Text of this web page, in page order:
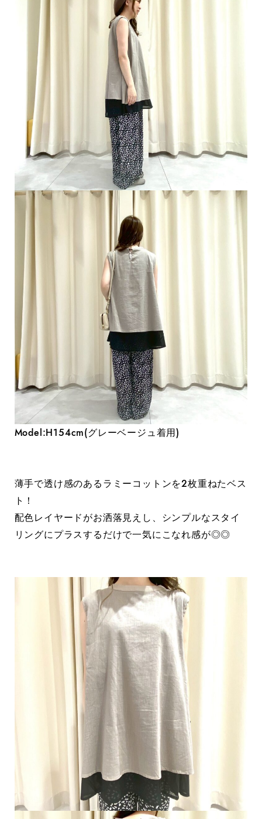
Model:H154cm(グレーベージュ着用)
薄手で透け感のあるラミーコットンを2枚重ねたベス
ト！
配色レイヤードがお洒落見えし、シンプルなスタイ
リングにプラスするだけで一気にこなれ感が◎◎